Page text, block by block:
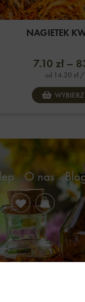
NAGIETEK
7.10 zł –
od 14.20 zł /
O nas